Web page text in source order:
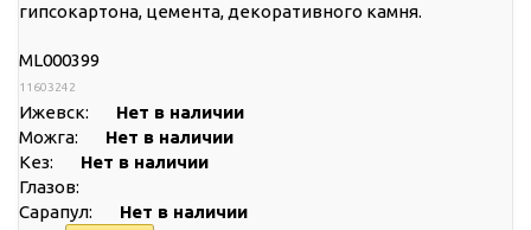
гипсокартона, цемента, декоративного камня.
ML000399
11603242
Ижевск:
Нет в наличии
Можга:
Нет в наличии
Кез:
Нет в наличии
Глазов:
Сарапул:
Нет в наличии